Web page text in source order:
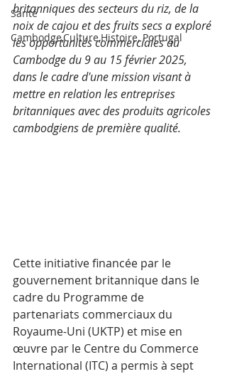
Santé
Cambodge,Culture,Histoire, Portugal
britanniques des secteurs du riz, de la
noix de cajou et des fruits secs a exploré
les opportunités commerciales au
Cambodge du 9 au 15 février 2025,
dans le cadre d'une mission visant à
mettre en relation les entreprises
britanniques avec des produits agricoles
cambodgiens de première qualité.
Cette initiative financée par le
gouvernement britannique dans le
cadre du Programme de
partenariats commerciaux du
Royaume-Uni (UKTP) et mise en
œuvre par le Centre du Commerce
International (ITC) a permis à sept